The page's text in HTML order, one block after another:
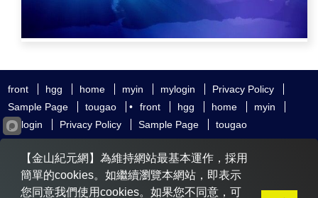
front hgg home myin mylogin
Privacy Policy
Sample Page
tougao • front hgg home
myin
mylogin
Privacy Policy Sample Page tougao
友好鏈接 追查國際 新唐人電視
神韻藝術團
大紀元時報
希望之聲 全球退黨服務中心 明慧網
無界網
【金山紀元網】為維持網站最基本運作，採用
簡單的cookies。如繼續瀏覽本網站，即表示
您同意我們使用cookies。如果您不同意，可